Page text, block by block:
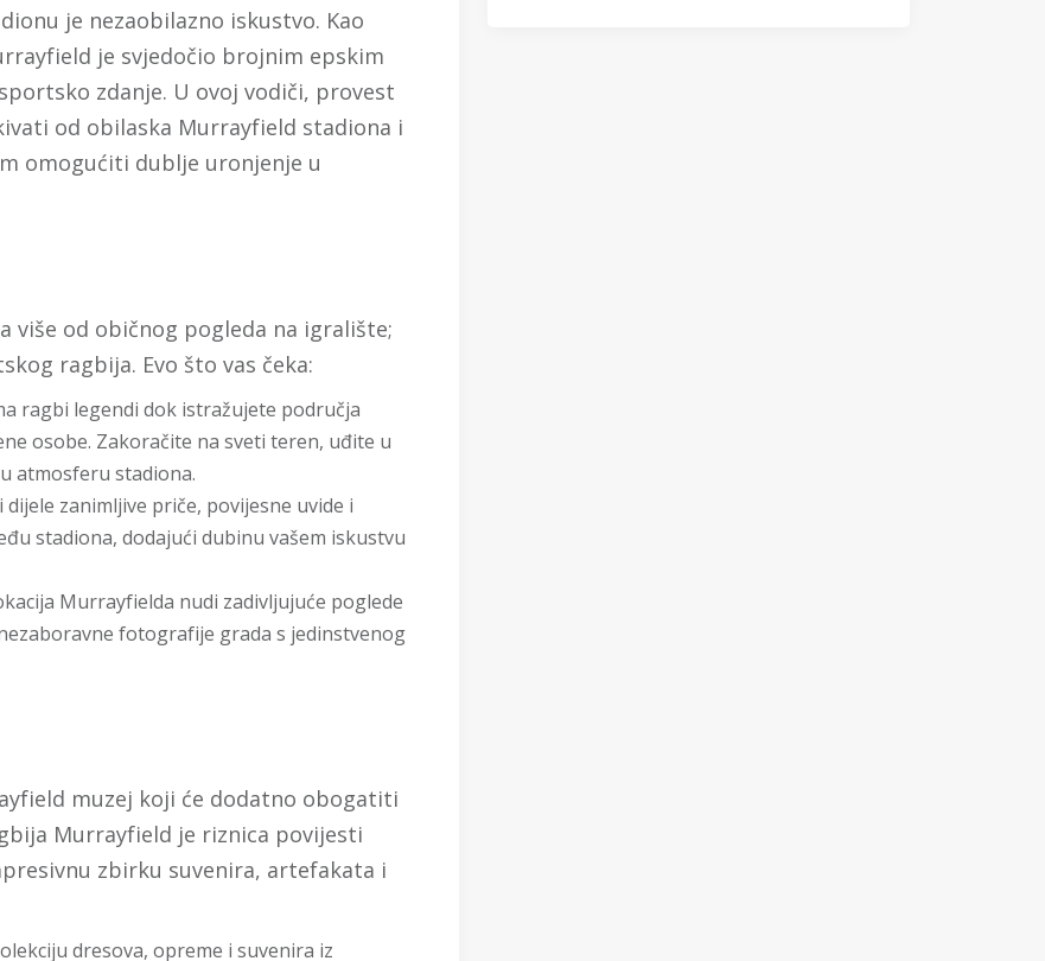
je nezaobilazno iskustvo. Kao
je svjedočio brojnim epskim
zdanje. U ovoj vodiči, provest
od obilaska Murrayfield stadiona i
omogućiti dublje uronjenje u
više od običnog pogleda na igralište;
ragbija. Evo što vas čeka:
ragbi legendi dok istražujete područja
osobe. Zakoračite na sveti teren, uđite u
atmosferu stadiona.
zanimljive priče, povijesne uvide i
stadiona, dodajući dubinu vašem iskustvu
Murrayfielda nudi zadivljujuće poglede
fotografije grada s jedinstvenog
muzej koji će dodatno obogatiti
Murrayfield je riznica povijesti
zbirku suvenira, artefakata i
dresova, opreme i suvenira iz